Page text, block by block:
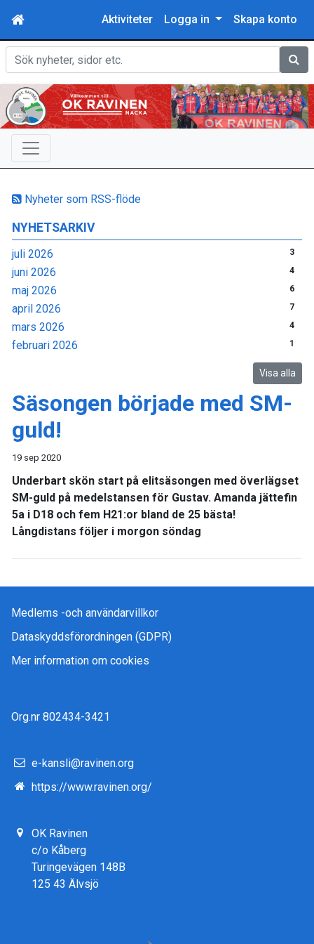
Aktiviteter Logga in Skapa konto
Sök
Nyheter som RSS-flöde
NYHETSARKIV
juli 2026 3
juni 2026 4
maj 2026 6
april 2026 7
mars 2026 4
februari 2026 1
Visa alla
Säsongen började med SM-
guld!
19 sep 2020
Underbart skön start på elitsäsongen med överlägset
SM-guld på medelstansen för Gustav. Amanda jättefin
5a i D18 och fem H21:or bland de 25 bästa!
Långdistans följer i morgon söndag
Medlems -och användarvillkor
Dataskyddsförordningen (GDPR)
Mer information om cookies
Org.nr 802434-3421
e-kansli@ravinen.org
https://www.ravinen.org/
OK Ravinen
c/o Kåberg
Turingevägen 148B
125 43 Älvsjö